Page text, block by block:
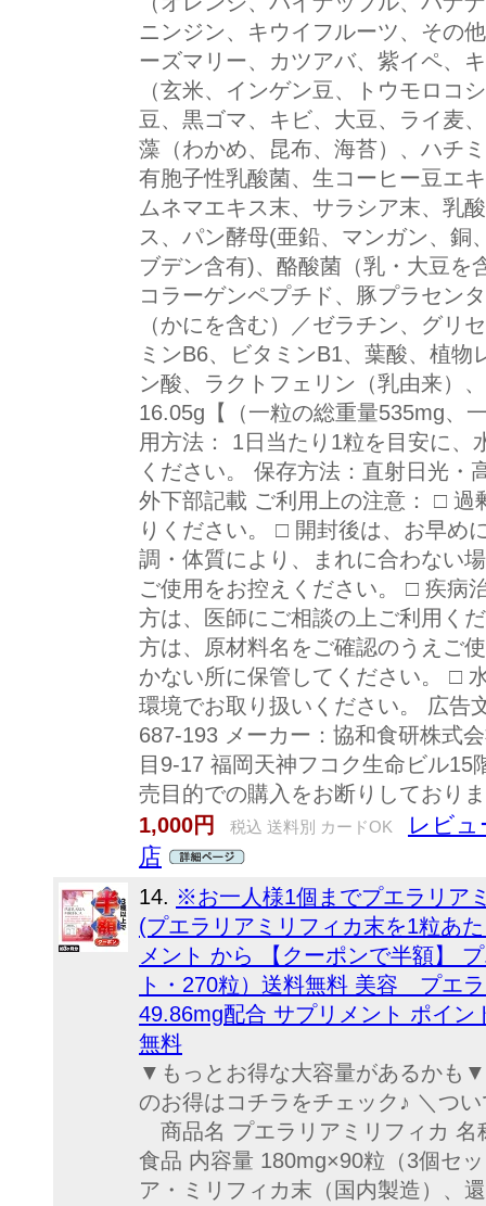
ニンジン、キウイフルーツ、その
ーズマリー、カツアバ、紫イペ、
（玄米、インゲン豆、トウモロコ
豆、黒ゴマ、キビ、大豆、ライ麦
藻（わかめ、昆布、海苔）、ハチ
有胞子性乳酸菌、生コーヒー豆エ
ムネマエキス末、サラシア末、乳
ス、パン酵母(亜鉛、マンガン、銅
ブデン含有)、酪酸菌（乳・大豆を
コラーゲンペプチド、豚プラセン
（かにを含む）／ゼラチン、グリ
ミンB6、ビタミンB1、葉酸、植
ン酸、ラクトフェリン（乳由来）
16.05g【（一粒の総重量535mg、
用方法： 1日当たり1粒を目安に、
ください。 保存方法：直射日光・
外下部記載 ご利用上の注意： □ 過
りください。 □ 開封後は、お早め
調・体質により、まれに合わない
ご使用をお控えください。 □ 疾病
方は、医師にご相談の上ご利用く
方は、原材料名をご確認のうえご
かない所に保管してください。 □
環境でお取り扱いください。 広
687-193 メーカー：協和食研株式
目9-17 福岡天神フコク生命ビル
売目的での購入をお断りしており
1,000円
税込 送料別 カードOK
レビュ
店
14. ※お一人様1個までプエラリア
(プエラリアミリフィカ末を1粒あ
メント から 【クーポンで半額】
ト・270粒）送料無料 美容 プエ
49.86mg配合 サプリメント ポイ
無料
▼もっとお得な大容量があるかも
のお得はコチラをチェック♪ ＼つ
商品名 プエラリアミリフィカ 名
食品 内容量 180mg×90粒（3個セ
ア・ミリフィカ末（国内製造）、